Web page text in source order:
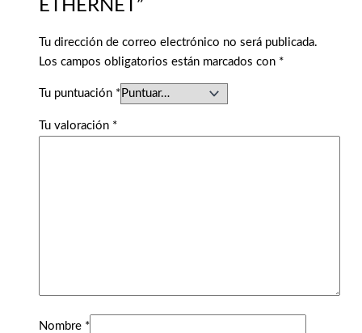
ETHERNET”
Tu dirección de correo electrónico no será publicada.
Los campos obligatorios están marcados con *
Tu puntuación *
Tu valoración *
Nombre *